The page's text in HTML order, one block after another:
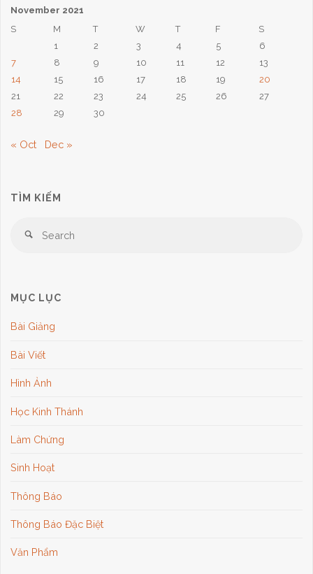
November 2021
S
M T W T F
S
1
2 3 4 5
6
7
8 9 10 11 12
13
14
15 16 17 18 19
20
21
22 23 24 25 26
27
28
29 30
« Oct Dec »
TÌM KIẾM
Search
MỤC LỤC
Bài Giảng
Bài Viết
Hình Ảnh
Học Kinh Thánh
Làm Chứng
Sinh Hoạt
Thông Báo
Thông Báo Đặc Biệt
Văn Phẩm